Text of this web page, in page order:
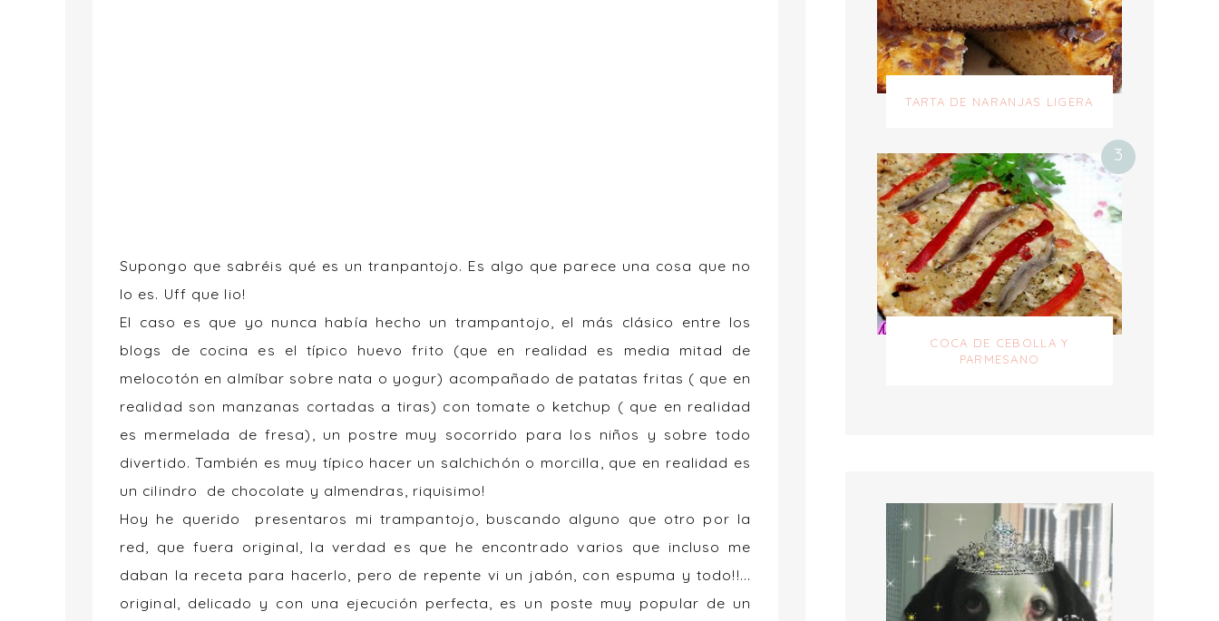
Supongo que sabréis qué es un tranpantojo. Es algo que parece una cosa que no
lo es. Uff que lio!
El caso es que yo nunca había hecho un trampantojo, el más clásico entre los
blogs de cocina es el típico huevo frito (que en realidad es media mitad de
melocotón en almíbar sobre nata o yogur) acompañado de patatas fritas ( que en
realidad son manzanas cortadas a tiras) con tomate o ketchup ( que en realidad
es mermelada de fresa), un postre muy socorrido para los niños y sobre todo
divertido. También es muy típico hacer un salchichón o morcilla, que en realidad es
un cilindro de chocolate y almendras, riquisimo!
Hoy he querido presentaros mi trampantojo, buscando alguno que otro por la
red, que fuera original, la verdad es que he encontrado varios que incluso me
daban la receta para hacerlo, pero de repente vi un jabón, con espuma y todo!!...
original, delicado y con una ejecución perfecta, es un poste muy popular de un
TARTA DE NARANJAS LIGERA
COCA DE CEBOLLA Y
PARMESANO